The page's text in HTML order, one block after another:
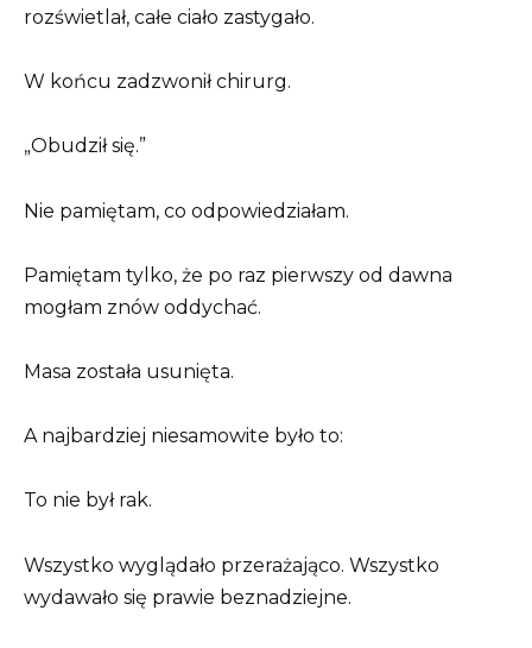
rozświetlał, całe ciało zastygało.
W końcu zadzwonił chirurg.
„Obudził się.”
Nie pamiętam, co odpowiedziałam.
Pamiętam tylko, że po raz pierwszy od dawna
mogłam znów oddychać.
Masa została usunięta.
A najbardziej niesamowite było to:
To nie był rak.
Wszystko wyglądało przerażająco. Wszystko
wydawało się prawie beznadziejne.